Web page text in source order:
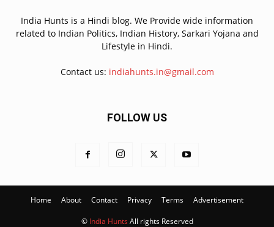
India Hunts is a Hindi blog. We Provide wide information
related to Indian Politics, Indian History, Sarkari Yojana and
Lifestyle in Hindi.
Contact us: indiahunts.in@gmail.com
FOLLOW US
Home About Contact Privacy Terms Advertisement
© India Hunts All rights Reserved